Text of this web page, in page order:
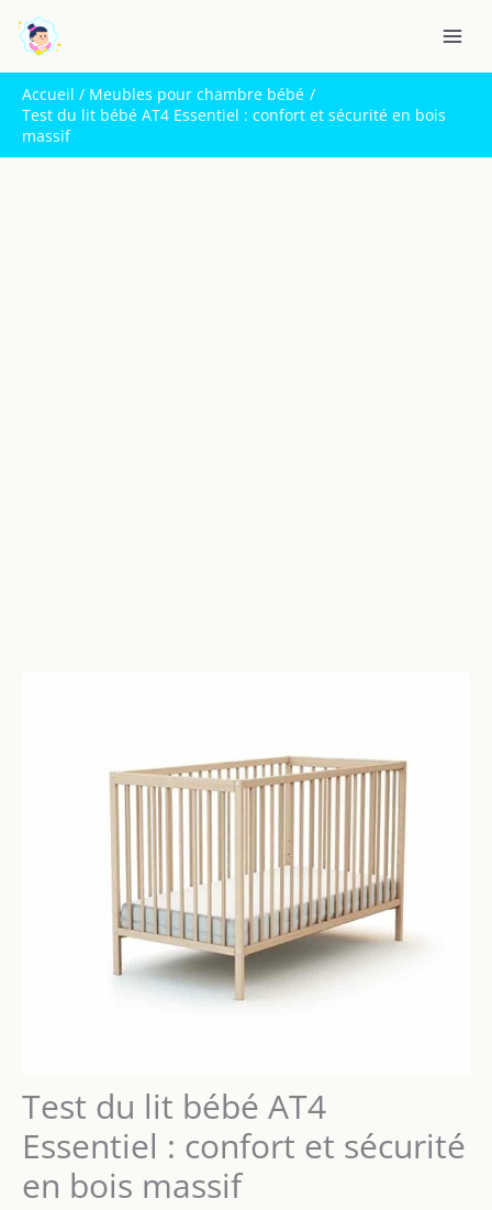
contenu
Accueil
Meubles pour chambre bébé
Test du lit bébé AT4 Essentiel : confort et sécurité en bois
massif
Test du lit bébé AT4
Essentiel : confort et sécurité
en bois massif
e
c
h
e